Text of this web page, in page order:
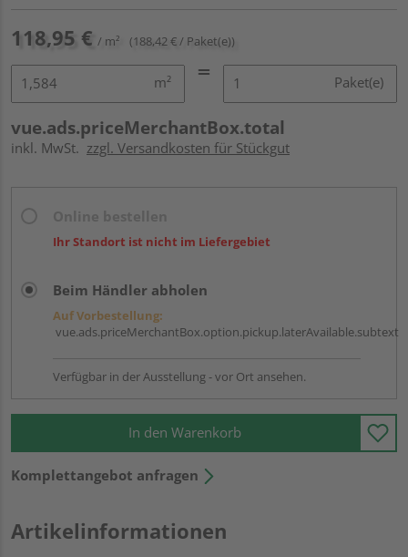
118,95 € / m² (188,42 € / Paket(e))
m² Paket(e)
vue.ads.priceMerchantBox.total
inkl. MwSt. zzgl. Versandkosten für Stückgut
Ihr Standort ist nicht im Liefergebiet
Beim Händler abholen
Auf Vorbestellung:
vue.ads.priceMerchantBox.option.pickup.laterAvailable.subtext
Verfügbar in der Ausstellung - vor Ort ansehen.
In den Warenkorb
Komplettangebot anfragen
Artikelinformationen